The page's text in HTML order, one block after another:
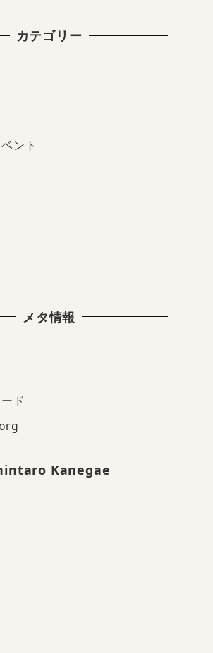
カテゴリー
ント
メタ情報
ド
Kanegae